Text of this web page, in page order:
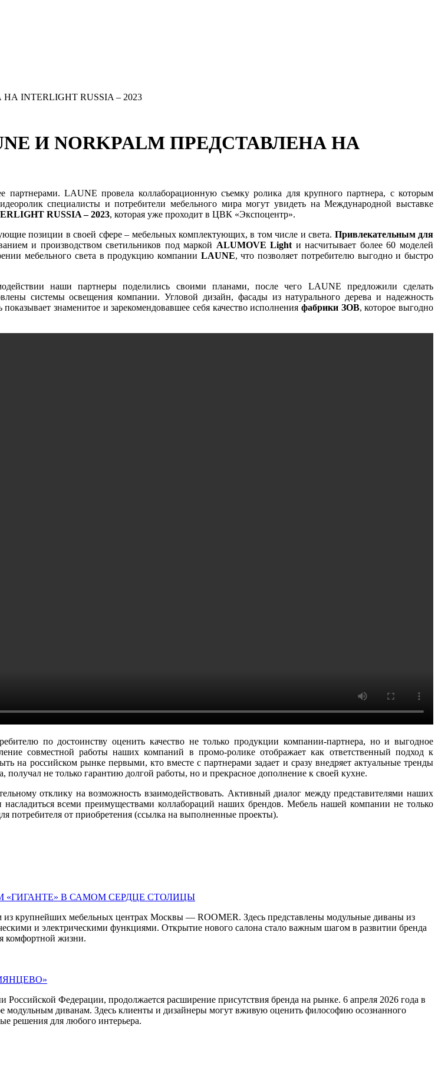
RUSSIA – 2023
И NORKPALM ПРЕДСТАВЛЕНА НА
LAUNE провела коллаборационную съемку ролика для крупного партнера, с которым
специалисты и потребители мебельного мира могут увидеть на Международной выставке
RUSSIA – 2023, которая уже проходит в ЦВК «Экспоцентр».
позиции в своей сфере– мебельных комплектующих, в том числе и света. Привлекательным для
и производством светильников под маркой ALUMOVE Lightи насчитывает более 60 моделей
мебельного света в продукцию компании LAUNE,что позволяет потребителю выгодно и быстро
ии наши партнеры поделились своими планами, после чего LAUNE предложили сделать
системы освещения компании. Угловой дизайн, фасады из натурального дерева и надежность
знаменитое и зарекомендовавшее себя качество исполнения фабрики ЗОВ, которое выгодно
по достоинству оценить качество не только продукции компании-партнера, но и выгодное
совместной работы наших компаний в промо-ролике отображает как ответственный подход к
на российском рынке первыми, кто вместе с партнерами задает и сразу внедряет актуальные тренды
получал не только гарантию долгой работы, но и прекрасное дополнение к своей кухне.
отклику на возможность взаимодействовать. Активный диалог между представителями наших
всеми преимуществами коллабораций наших брендов. Мебель нашей компании не только
потребителя от приобретения (ссылка на выполненные проекты).
В САМОМ СЕРДЦЕ СТОЛИЦЫ
крупнейших мебельных центрах Москвы — ROOMER. Здесь представлены модульные диваны из
и электрическими функциями. Открытие нового салона стало важным шагом в развитии бренда
комфортной жизни.
Федерации, продолжается расширение присутствия бренда на рынке. 6 апреля 2026 года в
модульным диванам. Здесь клиенты и дизайнеры могут вживую оценить философию осознанного
решения для любого интерьера.